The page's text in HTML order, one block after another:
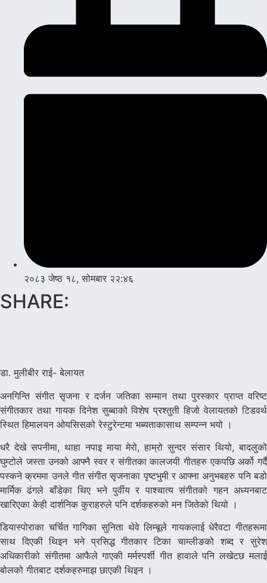
२०८३ जेष्ठ १८, सोमबार २२:४६
SHARE:
डा. मुलीबीर राई- बेलायत
अनगिन्ति संगीत सृजना र दर्जन जतिका सम्मान तथा पुरस्कार प्राप्त वरिष्ट
संगीतकार तथा गायक दिनेश सुब्बाको विशेष प्रश्तुती हिजो वेलायतको टिडवर्थ
स्थित हिमालयन ओयसिसको रेस्टुरेन्टमा भब्यताकासाथ सम्पन्न भयो ।
धरै देखे सपनीमा, थाहा नपाइ माया मेरो, हाम्रो सुन्दर संसार थियो, बादलुको
घुम्टोले जस्ता उनको आफ्नै स्वर र संगीतका कालजयी गीतहरु एकपछि अर्को गर्दै
पस्कने क्रममा उनले गीत संगीत सृजनाका पृष्टभुमी र आफ्ना अनुभबहरु पनि बडो
मार्मिक ढंगले बाँडेका थिए भने पुर्वीय र पाश्चात्य संगीतको गहन अध्यनबाट
खारिएका केही दार्शनिक कुराहरुले पनि दर्शकहरुको मन जितेको थियो ।
डियास्पोराका चर्चित गागिका सुनिता थेवे लिम्बूले गायकलाई धेरैवटा गीतहरूमा
साथ दिएकी थिइन भने प्रसिद्ध गीतकार टिका चाम्लीङको शब्द र सुरेश
अधिकारीको संगीतमा आफैले गाएकी मर्मस्पर्शी गीत हावाले पनि लखेटछ मलाई
बोलको गीतबाट दर्शकहरुमाझ छाएकी थिइन ।